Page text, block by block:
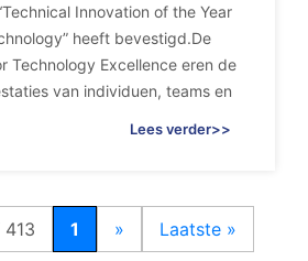
Innovation of the Year
heeft bevestigd.De
Technology Excellence eren de
van individuen, teams en
Lees verder>>
1 » Laatste »